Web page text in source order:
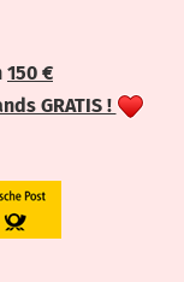
150 €
GRATIS !